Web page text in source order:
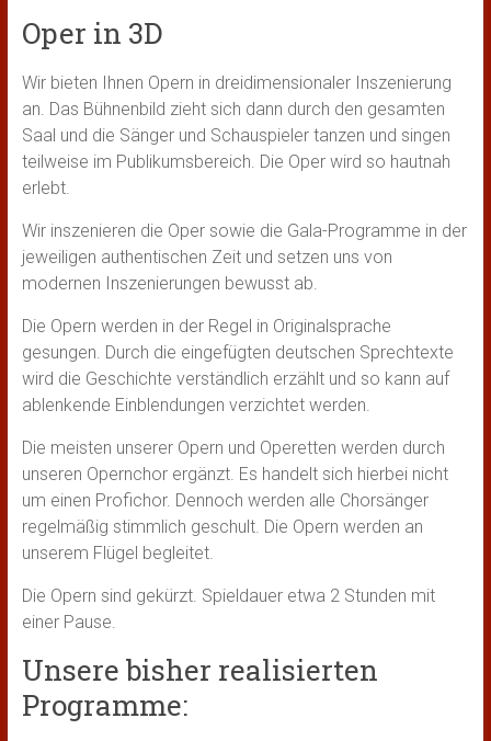
Oper in 3D
Wir bieten Ihnen Opern in dreidimensionaler Inszenierung
an. Das Bühnenbild zieht sich dann durch den gesamten
Saal und die Sänger und Schauspieler tanzen und singen
teilweise im Publikumsbereich. Die Oper wird so hautnah
erlebt.
Wir inszenieren die Oper sowie die Gala-Programme in der
jeweiligen authentischen Zeit und setzen uns von
modernen Inszenierungen bewusst ab.
Die Opern werden in der Regel in Originalsprache
gesungen. Durch die eingefügten deutschen Sprechtexte
wird die Geschichte verständlich erzählt und so kann auf
ablenkende Einblendungen verzichtet werden.
Die meisten unserer Opern und Operetten werden durch
unseren Opernchor ergänzt. Es handelt sich hierbei nicht
um einen Profichor. Dennoch werden alle Chorsänger
regelmäßig stimmlich geschult. Die Opern werden an
unserem Flügel begleitet.
Die Opern sind gekürzt. Spieldauer etwa 2 Stunden mit
einer Pause.
Unsere bisher realisierten
Programme: